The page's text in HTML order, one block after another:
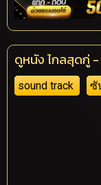
ดูหนัง ไกลสุดกู่ -
sound track ซั